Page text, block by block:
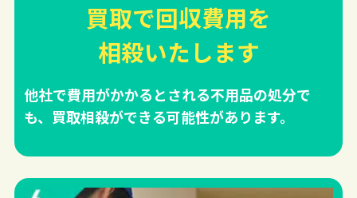
買取で回収費用を
相殺いたします
他社で費用がかかるとされる不用品の処分で
も、買取相殺ができる可能性があります。